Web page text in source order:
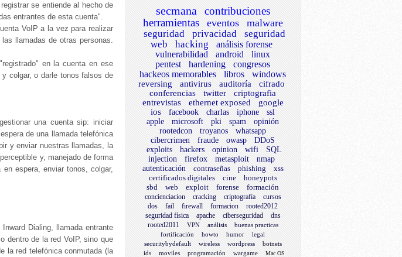
se entiende al hecho de
entrantes de esta cuenta".
VoIP a la vez para realizar
llamadas de otras personas.
en la cuenta en ese
colgar, o darle tonos falsos de
una cuenta sip: iniciar
de una llamada telefónica
y enviar nuestras llamadas, la
y, manejado de forma
espera, enviar tonos, colgar,
Dialing, llamada entrante
dentro de la red VoIP, sino que
la red telefónica conmutada (la
secmana
contribuciones
herramientas
eventos malware
seguridad privacidad
seguridad
web
hacking
análisis forense
vulnerabilidad
android
linux
pentest
hardening
congresos
hackeos memorables
libros windows
reversing antivirus auditoría
cifrado
conferencias
twitter
criptografia
entrevistas
ethernet exposed
google
ios
facebook charlas iphone
ssl
apple
microsoft pki spam
opinión
rootedcon
troyanos
whatsapp
cibercrimen
fraude owasp
DDoS
exploits
hackers opinion wifi
SQL
injection
firefox metasploit
nmap
autenticación
contraseñas phishing
xss
certificados digitales
cine
honeypots
sbd
web exploit forense formación
concienciacion cracking criptografía
cursos
dos
fail firewall formacion
rooted2012
seguridad física
apache ciberseguridad
dns
rooted2011
VPN análisis
buenas practicas
fortificación
howto humor
legal
securitybydefault
wireless wordpress
botnets
ids
moviles programación wargame
Mac OS